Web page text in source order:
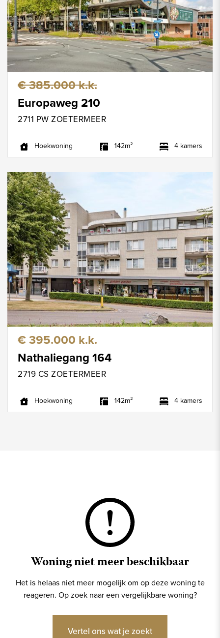
€ 385.000 k.k.
Europaweg 210
2711 PW ZOETERMEER
Hoekwoning 142m² 4 kamers
€ 395.000 k.k.
Nathaliegang 164
2719 CS ZOETERMEER
Hoekwoning 142m² 4 kamers
Woning niet meer beschikbaar
Het is helaas niet meer mogelijk om op deze woning te
reageren. Op zoek naar een vergelijkbare woning?
Vertel ons wat je zoekt